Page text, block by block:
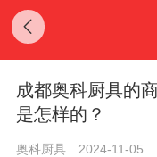
成都奥科厨具的
是怎样的？
奥科厨具 2024-11-05